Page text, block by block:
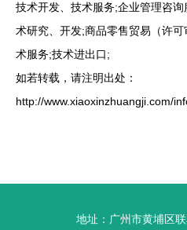
技术开发、技术服务;企业管理咨
术研究、开发;商品零售贸易（许
术服务;技术进出口;
如若转载，请注明出处：
http://www.xiaoxinzhuangji.com/
地址：广州市黄埔区